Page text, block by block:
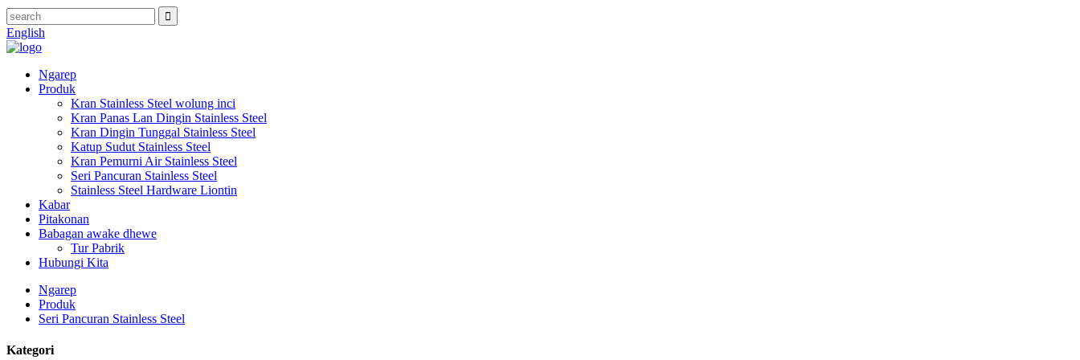
English
Ngarep
Produk
Kran Stainless Steel wolung inci
Kran Panas Lan Dingin Stainless Steel
Kran Dingin Tunggal Stainless Steel
Katup Sudut Stainless Steel
Kran Pemurni Air Stainless Steel
Seri Pancuran Stainless Steel
Stainless Steel Hardware Liontin
Kabar
Pitakonan
Babagan awake dhewe
Tur Pabrik
Hubungi Kita
Ngarep
Produk
Seri Pancuran Stainless Steel
Kategori